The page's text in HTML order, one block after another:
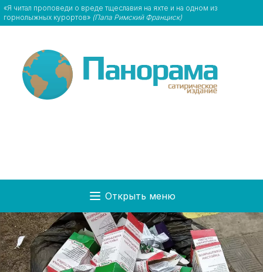
«Я читал проповеди о вреде тщеславия на яхте и на одном из
горнолыжных курортов» (Папа Римский Франциск)
Открыть меню